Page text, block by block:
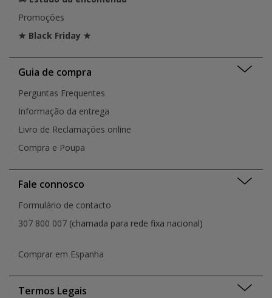
Setúbal
Sintra
Torres Vedras
Viana do Castelo
Vila Franca de Xira
Vila Nova de Gaia
Vila Real
Loulé
Loures
Matosinhos
Montijo
Porto
Rio de Mouro
Santa Cruz do Bispo
São João da Madeira
Senhora da Hora
Viana Do Castelo
Vila Nova de Gaia
Vila Real
Promoções
★ Black Friday ★
Guia de compra
Perguntas Frequentes
Informação da entrega
Livro de Reclamações online
Compra e Poupa
Fale connosco
Formulário de contacto
307 800 007 (chamada para rede fixa nacional)
Comprar em Espanha
Termos Legais